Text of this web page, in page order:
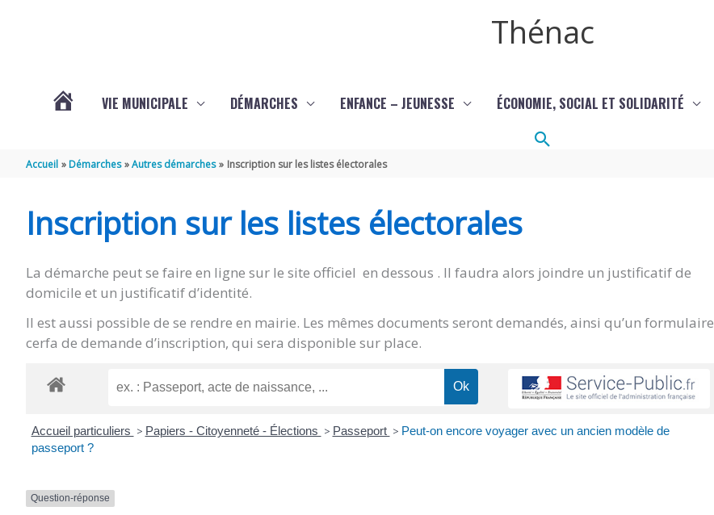
Thénac
THÉNAC
VIE MUNICIPALE DÉMARCHES ENFANCE – JEUNESSE ÉCONOMIE, SOCIAL ET SOLIDARITÉ
Rechercher
Accueil Démarches Autres démarches Inscription sur les listes électorales
Inscription sur les listes électorales
La démarche peut se faire en ligne sur le site officiel en dessous . Il faudra alors joindre un justificatif de
domicile et un justificatif d’identité.
Il est aussi possible de se rendre en mairie. Les mêmes documents seront demandés, ainsi qu’un formulaire
cerfa de demande d’inscription, qui sera disponible sur place.
Accueil particuliers > Papiers - Citoyenneté - Élections > Passeport > Peut-on encore voyager avec un ancien modèle de
passeport ?
Question-réponse